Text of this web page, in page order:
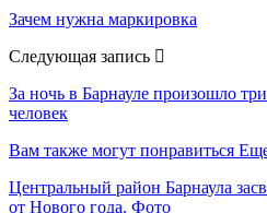
Зачем нужна маркировка
Следующая запись
За ночь в Барнауле произошло
человек
Вам также могут понравиться
Центральный район Барнаула
от Нового года. Фото